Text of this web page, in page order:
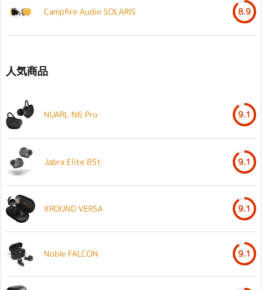
Campfire Audio SOLARIS 8.9
人気商品
NUARL N6 Pro 9.1
Jabra Elite 85t 9.1
XROUND VERSA 9.1
Noble FALCON 9.1